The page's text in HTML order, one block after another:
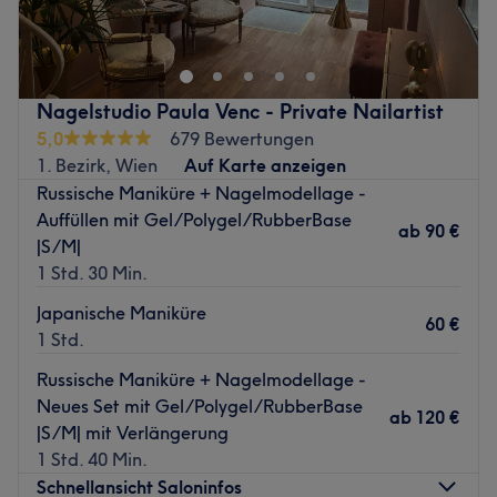
Haarentfernung in Wien
Viva la Beautybietet Ihnen exklusive
Kosmetikbehandlungen und professionelle
Haarentfernung in einer ruhigen, eleganten Atmosphäre.
Wir bieten Ihnen individuelle Behandlungen, die Ihre
Haut und Schönheit optimal zur Geltung bringen.
Buchen Sie einfach und schnell über die Treatwell-App
oder Website – mit sofortiger Bestätigung.
Unsere exklusiven Behandlungen
Genießen Sie eine
mit
moderne Methoden wie Microneedlingund Plasma Pen
die Ihre Haut sichtbar verjüngen und Falten reduzieren.
Wir bieten individuelle Lösungen, die auf Ihre
Hautbedürfnisse abgestimmt sind und Ihnen ein frisches,
strahlendes Hautbild verleihen.
Nagelstudio Paula Venc - Private Nailartist
5,0
679 Bewertungen
1. Bezirk, Wien
Auf Karte anzeigen
Russische Maniküre + Nagelmodellage -
Auffüllen mit Gel/Polygel/RubberBase
|S/M|
1 Std. 30 Min.
ab 90 €
Japanische Maniküre
1 Std.
60 €
Russische Maniküre + Nagelmodellage -
Neues Set mit Gel/Polygel/RubberBase
|S/M| mit Verlängerung
1 Std. 40 Min.
ab 120 €
Schnellansicht Saloninfos